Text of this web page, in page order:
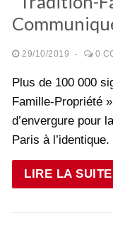
29/10/2019 - 0
Plus de 100 000
Famille-Propriété
d’envergure pour
Paris à
LIRE LA